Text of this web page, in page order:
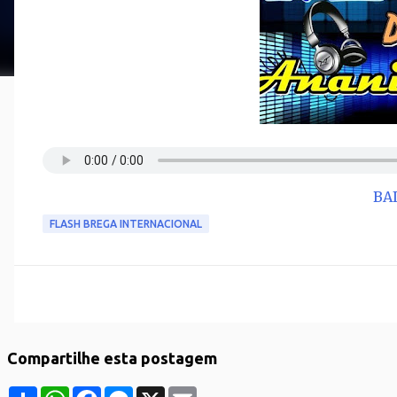
FLASH BREGA INTERNACIONAL
Compartilhe esta postagem
S W F M X